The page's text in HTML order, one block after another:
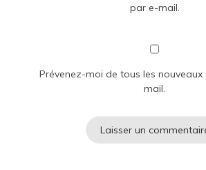
par e-mail.
Prévenez-moi de tous les
mail.